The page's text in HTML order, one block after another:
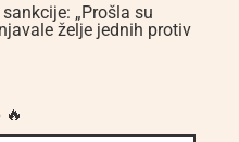
„Prošla su
želje jednih protiv
🔥